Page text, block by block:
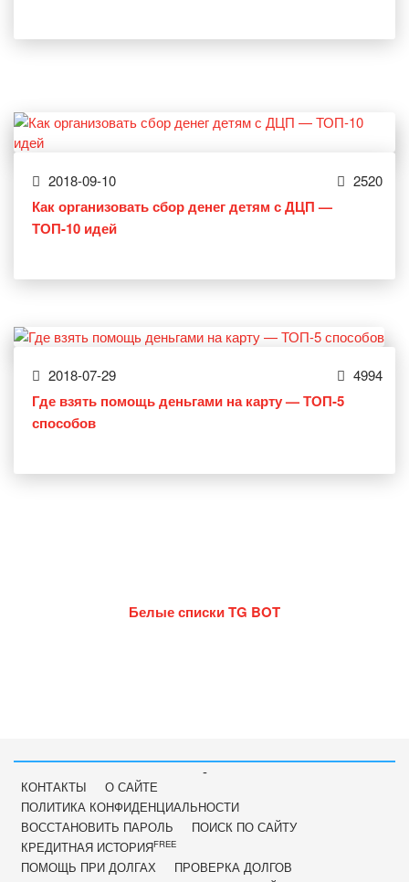
2018-09-10 2520
Как организовать сбор денег детям с ДЦП —
ТОП-10 идей
2018-07-29 4994
Где взять помощь деньгами на карту — ТОП-5
способов
Белые списки TG BOT
-
КОНТАКТЫ
О САЙТЕ
ПОЛИТИКА КОНФИДЕНЦИАЛЬНОСТИ
ВОССТАНОВИТЬ ПАРОЛЬ
ПОИСК ПО САЙТУ
КРЕДИТНАЯ ИСТОРИЯFREE
ПОМОЩЬ ПРИ ДОЛГАХ
ПРОВЕРКА ДОЛГОВ